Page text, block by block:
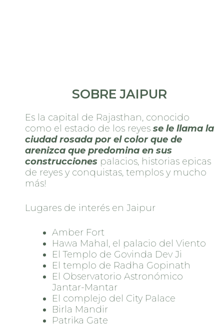
SOBRE JAIPUR
Es la capital de Rajasthan, conocido
como el estado de los reyes se le llama la
ciudad rosada por el color que de
arenizca que predomina en sus
construcciones palacios, historias epicas
de reyes y conquistas, templos y mucho
más!
Lugares de interés en Jaipur
Amber Fort
Hawa Mahal, el palacio del Viento
El Templo de Govinda Dev Ji
El templo de Radha Gopinath
El Observatorio Astronómico
Jantar-Mantar
El complejo del City Palace
Birla Mandir
Patrika Gate